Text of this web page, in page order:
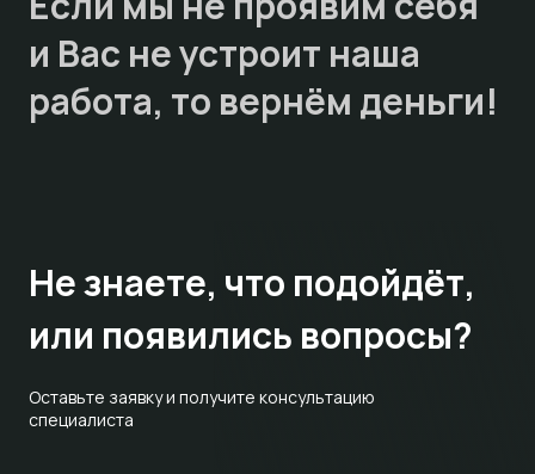
и Вас не устроит наша
работа, то вернём деньги!
Оставьте заявку и получите консультацию
специалиста
Не знаете, что подойдёт,
или появились вопросы?